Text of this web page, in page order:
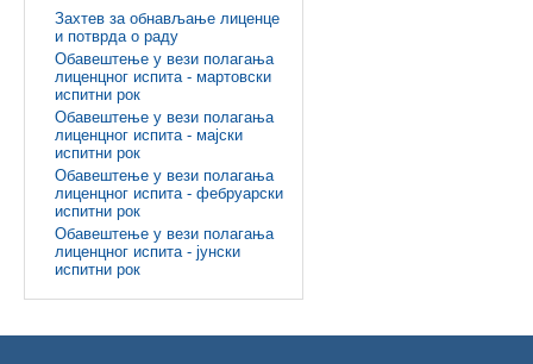
Захтев за обнављање лиценце
и потврда о раду
Обавештење у вези полагања
лиценцног испита - мартовски
испитни рок
Обавештење у вези полагања
лиценцног испита - мајски
испитни рок
Обавештење у вези полагања
лиценцног испита - фебруарски
испитни рок
Обавештење у вези полагања
лиценцног испита - јунски
испитни рок